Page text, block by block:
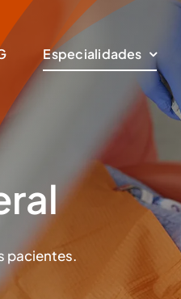
Especialidades
pacientes.